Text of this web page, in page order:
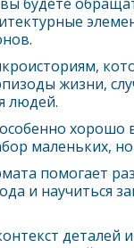
жизни,
людей.
хорошо
маленьких,
помогает
и научиться
деталей